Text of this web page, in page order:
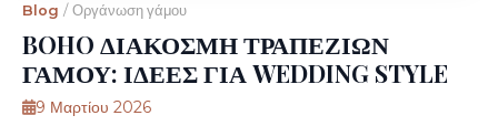
Blog / Οργάνωση γάμου
BOHO ΔΙΑΚΟΣΜΗ ΤΡΑΠΕΖΙΩΝ
ΓΑΜΟΥ: ΙΔΕΕΣ ΓΙΑ WEDDING STYLE
9 Μαρτίου 2026